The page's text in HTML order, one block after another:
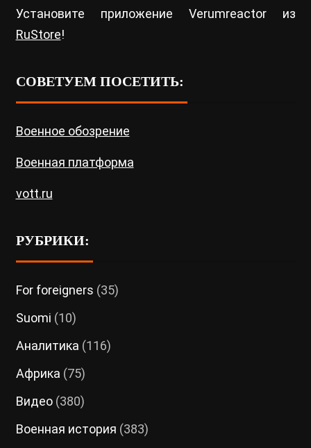
Установите приложение Verumreactor из
RuStore!
СОВЕТУЕМ ПОСЕТИТЬ:
Военное обозрение
Военная платформа
vott.ru
РУБРИКИ:
For foreigners (35)
Suomi (10)
Аналитика (116)
Африка (75)
Видео(380)
Военная история (383)